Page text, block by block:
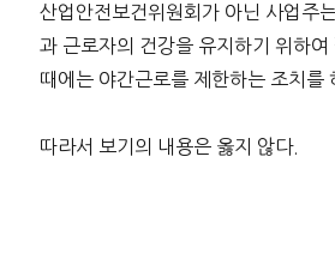
산업안전보건위원회가 아닌 사업주
과 근로자의 건강을 유지하기 위하
때에는 야간근로를 제한하는 조치를
따라서 보기의 내용은 옳지 않다.